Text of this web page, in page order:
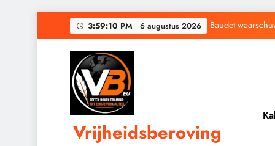
3:59:10 PM 6 augustus 2026
Baudet
Baudet
Vrijheidsberoving